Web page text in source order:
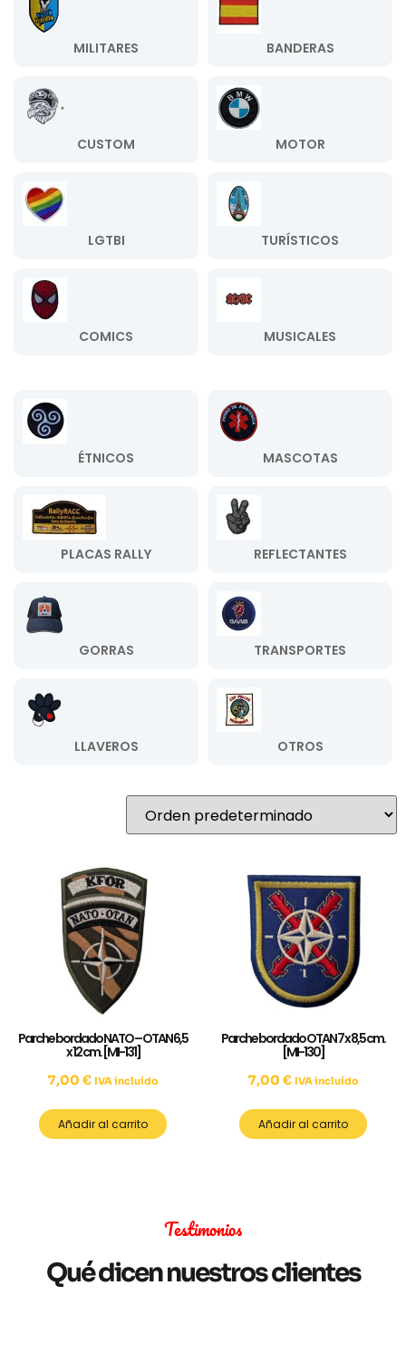
MILITARES BANDERAS
CUSTOM MOTOR
LGTBI TURÍSTICOS
COMICS MUSICALES
ÉTNICOS MASCOTAS
PLACAS RALLY REFLECTANTES
GORRAS TRANSPORTES
LLAVEROS OTROS
Parche bordado NATO – OTAN 6,5
x 12 cm. [MI-131]
7,00 € IVA incluído
Añadir al carrito
Parche bordado OTAN 7 x 8,5 cm.
[MI-130]
7,00 € IVA incluído
Añadir al carrito
Testimonios
Qué dicen nuestros clientes